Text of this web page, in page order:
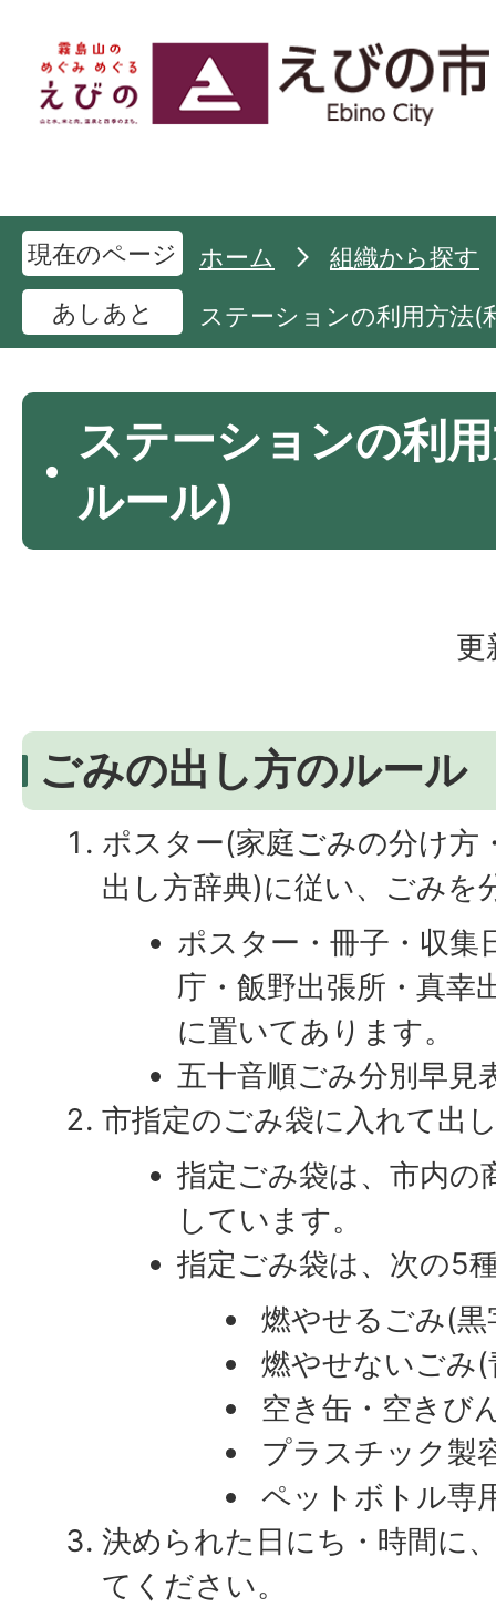
現在のページ ホーム
組織から探す
あしあと
ステーションの利用方法(
ステーションの利
ルール)
更
ごみの出し方のルール
ポスター(家庭ごみの分け方
出し方辞典)に従い、ごみを
ポスター・冊子・収集
庁・飯野出張所・真幸
に置いてあります。
五十音順ごみ分別早見
市指定のごみ袋に入れて出
指定ごみ袋は、市内の
しています。
指定ごみ袋は、次の5
燃やせるごみ(黒
燃やせないごみ(
空き缶・空きび
プラスチック製
ペットボトル専
決められた日にち・時間に
てください。